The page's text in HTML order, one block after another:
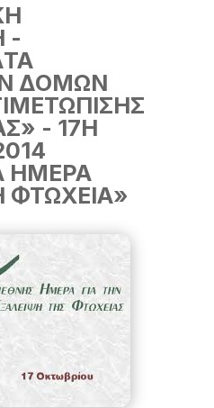
-
TA
ΔΟΜΩΝ
- 17Η
ΗΜΕΡΑ
ΦΤΩΧΕΙΑ»